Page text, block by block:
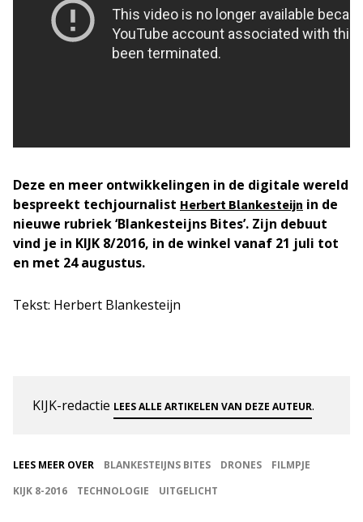
Deze en meer ontwikkelingen in de digitale wereld
bespreekt techjournalist Herbert Blankesteijn in de
nieuwe rubriek ‘Blankesteijns Bites’. Zijn debuut
vind je in KIJK 8/2016, in de winkel vanaf 21 juli tot
en met 24 augustus.
Tekst: Herbert Blankesteijn
KIJK-redactie LEES ALLE ARTIKELEN VAN DEZE AUTEUR.
LEES MEER OVER BLANKESTEIJNS BITES DRONES
FILMPJE
KIJK 8-2016
TECHNOLOGIE UITGELICHT